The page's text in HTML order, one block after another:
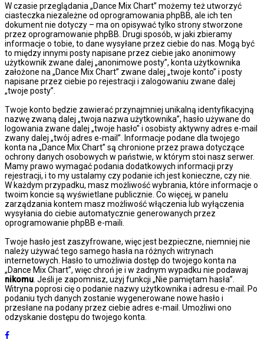
W czasie przeglądania „Dance Mix Chart” możemy też utworzyć
ciasteczka niezależne od oprogramowania phpBB, ale ich ten
dokument nie dotyczy – ma on opisywać tylko strony stworzone
przez oprogramowanie phpBB. Drugi sposób, w jaki zbieramy
informacje o tobie, to dane wysyłane przez ciebie do nas. Mogą być
to między innymi posty napisane przez ciebie jako anonimowy
użytkownik zwane dalej „anonimowe posty”, konta użytkownika
założone na „Dance Mix Chart” zwane dalej „twoje konto” i posty
napisane przez ciebie po rejestracji i zalogowaniu zwane dalej
„twoje posty”.
Twoje konto będzie zawierać przynajmniej unikalną identyfikacyjną
nazwę zwaną dalej „twoja nazwa użytkownika”, hasło używane do
logowania zwane dalej „twoje hasło” i osobisty aktywny adres e-mail
zwany dalej „twój adres e-mail”. Informacje podane dla twojego
konta na „Dance Mix Chart” są chronione przez prawa dotyczące
ochrony danych osobowych w państwie, w którym stoi nasz serwer.
Mamy prawo wymagać podania dodatkowych informacji przy
rejestracji, i to my ustalamy czy podanie ich jest konieczne, czy nie.
W każdym przypadku, masz możliwość wybrania, które informacje o
twoim koncie są wyświetlane publicznie. Co więcej, w panelu
zarządzania kontem masz możliwość włączenia lub wyłączenia
wysyłania do ciebie automatycznie generowanych przez
oprogramowanie phpBB e-maili.
Twoje hasło jest zaszyfrowane, więc jest bezpieczne, niemniej nie
należy używać tego samego hasła na różnych witrynach
internetowych. Hasło to umożliwia dostęp do twojego konta na
„Dance Mix Chart”, więc chroń je i w żadnym wypadku nie podawaj
nikomu . Jeśli je zapomnisz, użyj funkcji „Nie pamiętam hasła”.
Witryna poprosi cię o podanie nazwy użytkownika i adresu e-mail. Po
podaniu tych danych zostanie wygenerowane nowe hasło i
przesłane na podany przez ciebie adres e-mail. Umożliwi ono
odzyskanie dostępu do twojego konta.